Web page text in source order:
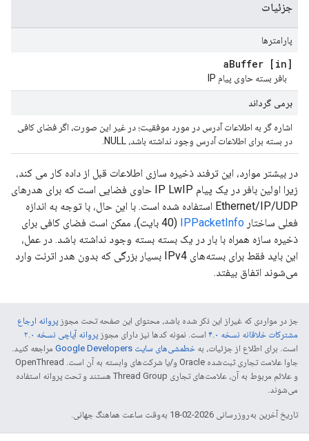
جزئیات
پارامترها
[in] a
Buffer
بافر بسته حاوی پیام IP
برمی گرداند
اشاره گر به اطلاعات آدرس در مورد موفقیت؛ در غیر این صورت، اگر فضای کافی
در بسته برای اطلاعات آدرس وجود نداشته باشد، NULL.
در بیشتر موارد، این ترفند ذخیره سازی اطلاعات قبل از داده کار می کند،
زیرا اولین بافر در یک پیام IP LwIP حاوی فضایی است که برای هدرهای
Ethernet/IP/UDP استفاده شده است. با این حال، با توجه به اندازه
فعلی ساختار IPPacketInfo
(40 بایت)، ممکن است فضای کافی برای
ذخیره سازه همراه با بار در یک بسته بسته وجود نداشته باشد. در عمل،
این باید فقط برای بسته‌های IPv4 بسیار بزرگی که بدون هدر اترنت وارد
می‌شوند اتفاق بیفتد.
جز در مواردی که غیراز این ذکر شده باشد، محتوای این صفحه تحت مجوز پروانه ارجاع
مشترکات خلاقانه نسخه ۴.۰
است. نمونه کدها نیز دارای مجوز پروانه آپاچی نسخه ۲.۰
است. برای اطلاع از جزئیات، به خطمشی‌های سایت Google Developers‏
مراجعه کنید.
جاوا علامت تجاری ثبت‌شده Oracle و/یا شرکت‌های وابسته به آن است. ‫OpenThread
و علائم مربوط به آن، علامت‌های تجاری Thread Group هستند و تحت پروانه استفاده
می‌شوند.
تاریخ آخرین به‌روزرسانی 2026-02-18 به‌وقت ساعت هماهنگ جهانی.